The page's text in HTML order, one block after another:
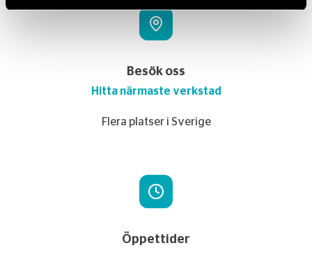
Besök oss
Hitta närmaste verkstad
Flera platser i Sverige
Öppettider